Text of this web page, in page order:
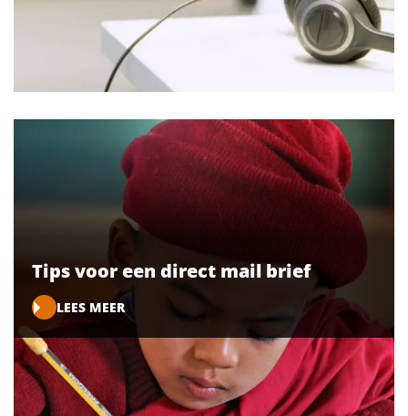
Tips voor een direct mail brief
LEES MEER